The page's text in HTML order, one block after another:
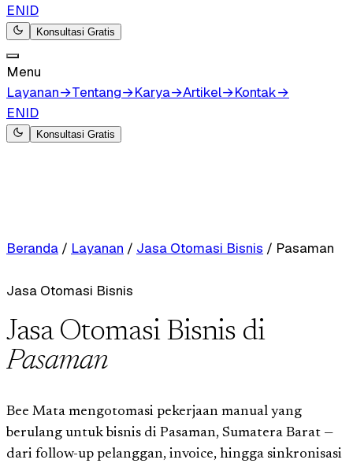
ENID
Konsultasi Gratis
Menu
Layanan→Tentang→Karya→Artikel→Kontak→
ENID
Konsultasi Gratis
Beranda / Layanan / Jasa Otomasi Bisnis / Pasaman
Jasa Otomasi Bisnis
Jasa Otomasi Bisnis di
Pasaman
Bee Mata mengotomasi pekerjaan manual yang
berulang untuk bisnis di Pasaman, Sumatera Barat —
dari follow-up pelanggan, invoice, hingga sinkronisasi